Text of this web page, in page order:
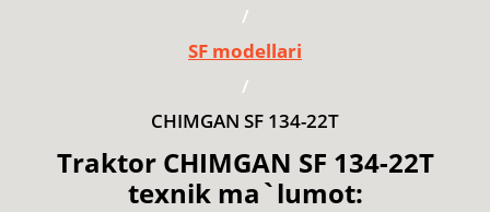
/
SF modellari
/
CHIMGAN SF 134-22T
Traktor CHIMGAN SF 134-22T
texnik ma`lumot: